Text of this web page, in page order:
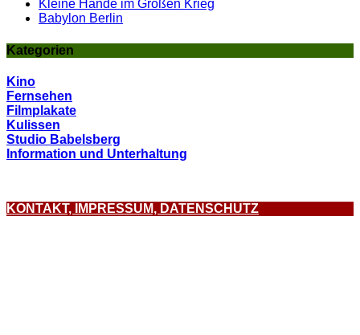
Kleine Hände im Großen Krieg
Babylon Berlin
Kategorien
Kino
Fernsehen
Filmplakate
Kulissen
Studio Babelsberg
Information und Unterhaltung
KONTAKT, IMPRESSUM, DATENSCHUTZ